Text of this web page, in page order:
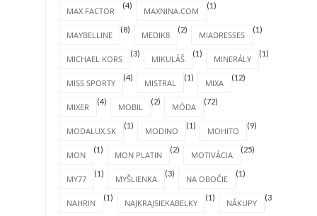
MAX FACTOR
(4)
MAXNINA.COM
(1)
MAYBELLINE
(8)
MEDIK8
(2)
MIADRESSES
(1)
MICHAEL KORS
(3)
MIKULÁŠ
(1)
MINERÁLY
(1)
MISS SPORTY
(4)
MISTRAL
(1)
MIXA
(12)
MIXER
(4)
MOBIL
(2)
MÓDA
(72)
MODALUX.SK
(1)
MODINO
(1)
MOHITO
(9)
MON
(1)
MON PLATIN
(2)
MOTIVÁCIA
(25)
MY77
(1)
MYŠLIENKA
(3)
NA OBOČIE
(1)
NAHRIN
(1)
NAJKRAJSIEKABELKY
(1)
NÁKUPY
(31)